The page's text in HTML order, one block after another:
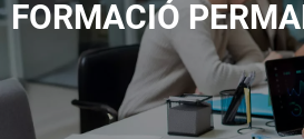
FORMACIÓ